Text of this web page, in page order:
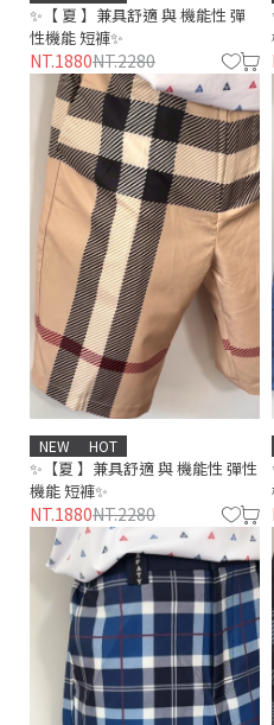
✨【 夏 】兼具舒適 與 機能性 彈
性機能 短褲✨
NT.1880NT.2280
✨【夏 】兼具舒適 與 機能性 彈性
機能 短褲✨
NEW HOT
NT.1880NT.2280